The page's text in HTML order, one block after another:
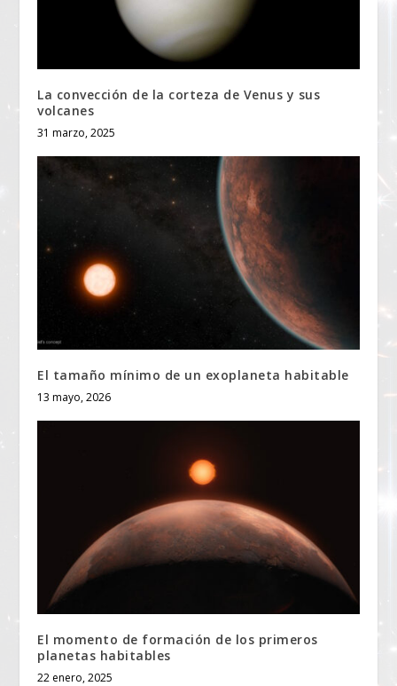
La convección de la corteza de Venus y sus
volcanes
31 marzo, 2025
El tamaño mínimo de un exoplaneta habitable
13 mayo, 2026
El momento de formación de los primeros
planetas habitables
22 enero, 2025